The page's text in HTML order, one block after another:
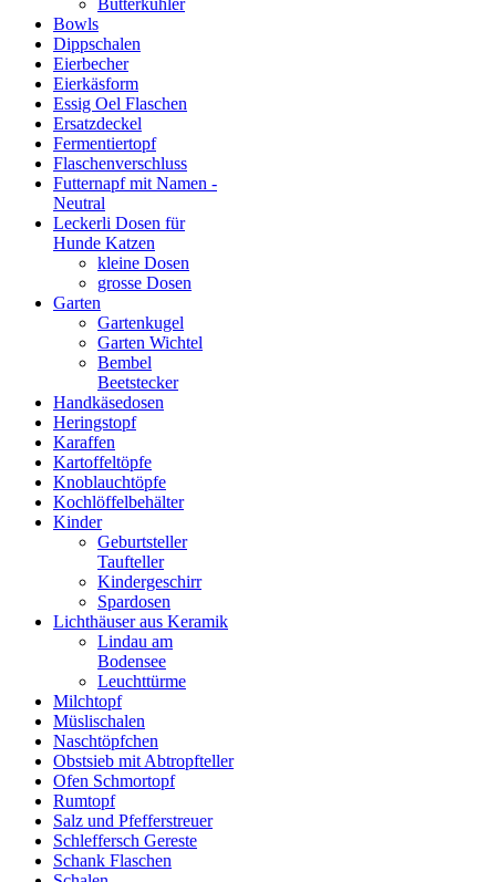
Butterkühler
Bowls
Dippschalen
Eierbecher
Eierkäsform
Essig Oel Flaschen
Ersatzdeckel
Fermentiertopf
Flaschenverschluss
Futternapf mit Namen -
Neutral
Leckerli Dosen für
Hunde Katzen
kleine Dosen
grosse Dosen
Garten
Gartenkugel
Garten Wichtel
Bembel
Beetstecker
Handkäsedosen
Heringstopf
Karaffen
Kartoffeltöpfe
Knoblauchtöpfe
Kochlöffelbehälter
Kinder
Geburtsteller
Taufteller
Kindergeschirr
Spardosen
Lichthäuser aus Keramik
Lindau am
Bodensee
Leuchttürme
Milchtopf
Müslischalen
Naschtöpfchen
Obstsieb mit Abtropfteller
Ofen Schmortopf
Rumtopf
Salz und Pfefferstreuer
Schleffersch Gereste
Schank Flaschen